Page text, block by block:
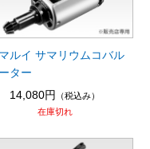
ルイ サマリウムコバル
ター
14,080円
（税込み）
在庫切れ